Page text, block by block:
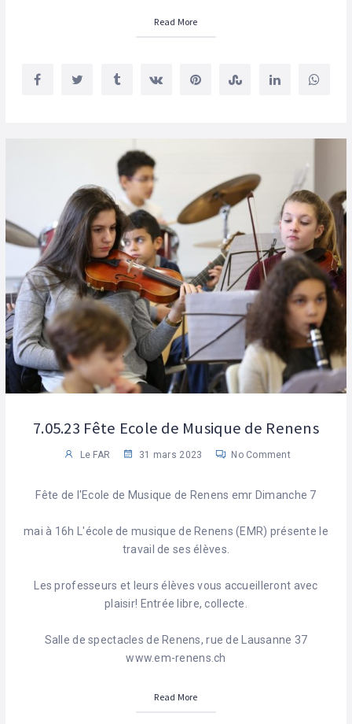
Read More
7.05.23 Fête Ecole de Musique de Renens
Le FAR 31 mars 2023 No Comment
Fête de l'Ecole de Musique de Renens emr Dimanche 7
mai à 16h L'école de musique de Renens (EMR) présente le
travail de ses élèves.
Les professeurs et leurs élèves vous accueilleront avec
plaisir! Entrée libre, collecte.
Salle de spectacles de Renens, rue de Lausanne 37
www.em-renens.ch
Read More